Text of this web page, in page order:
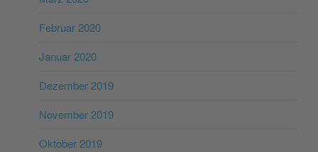
Februar 2020
Januar 2020
Dezember 2019
November 2019
Oktober 2019